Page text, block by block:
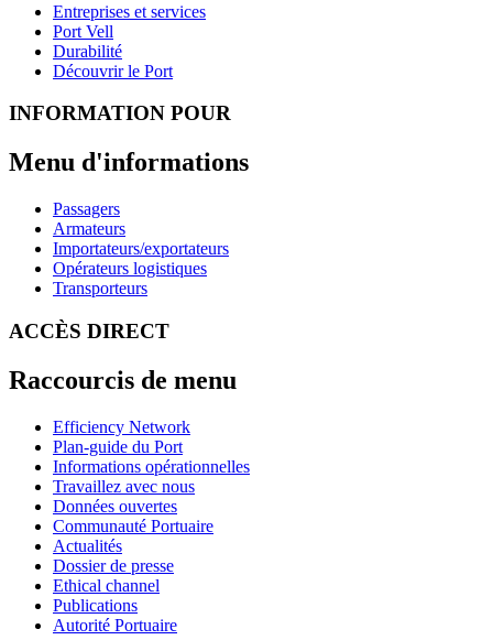
Entreprises et services
Port Vell
Durabilité
Découvrir le Port
INFORMATION POUR
Menu d'informations
Passagers
Armateurs
Importateurs/exportateurs
Opérateurs logistiques
Transporteurs
ACCÈS DIRECT
Raccourcis de menu
Efficiency Network
Plan-guide du Port
Informations opérationnelles
Travaillez avec nous
Données ouvertes
Communauté Portuaire
Actualités
Dossier de presse
Ethical channel
Publications
Autorité Portuaire